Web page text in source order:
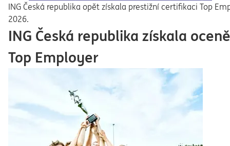
ING Česká republika opět získala prestižní certifikaci Top
2026.
ING Česká republika získala
Top Employer